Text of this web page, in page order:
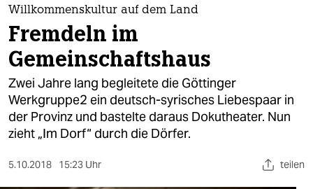
themen
politik
öko
gesellschaft
kultur
sport
Willkommenskultur auf dem Land
Fremdeln im
Gemeinschaftshaus
Zwei Jahre lang begleitete die Göttinger
Werkgruppe2 ein deutsch-syrisches Liebespaar in
der Provinz und bastelte daraus Dokutheater. Nun
zieht „Im Dorf“ durch die Dörfer.
5.10.2018 15:23 Uhr teilen